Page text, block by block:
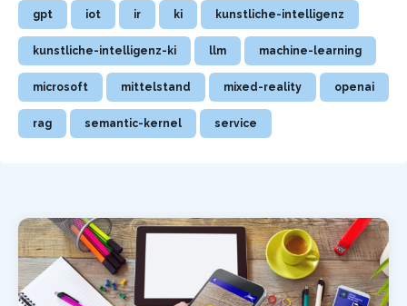
gpt iot ir ki kunstliche-intelligenz
kunstliche-intelligenz-ki llm machine-learning
microsoft mittelstand mixed-reality openai
rag semantic-kernel service